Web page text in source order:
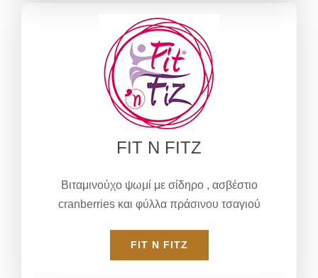
FIT N FITZ
Βιταμινούχο ψωμί με σίδηρο , ασβέστιο
cranberries και φύλλα πράσινου τσαγιού
FIT N FITZ